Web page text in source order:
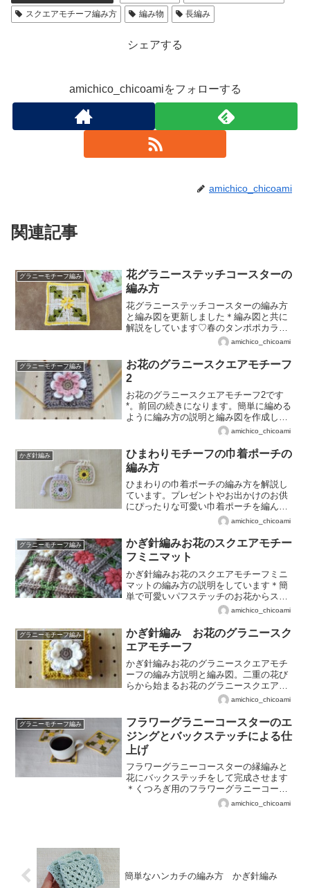
スクエアモチーフ編み方
編み物 長編み
シェアする
amichico_chicoamiをフォローする
amichico_chicoami
関連記事
グラニーモチーフ編み
花グラニーステッチコースターの
編み方
花グラニーステッチコースターの編み方
と編み図を更新しました＊編み図と共に
解説をしています♡春のタンポポカラー
で編んでみましょう(*^^*) amichico_chicoami
グラニーモチーフ編み
お花のグラニースクエアモチーフ
2
お花のグラニースクエアモチーフ2です
*。前回の続きになります。簡単に編める
ように編み方の説明と編み図を作成しま
amichico_chicoami
かぎ針編み
ひまわりモチーフの巾着ポーチの
編み方
ひまわりの巾着ポーチの編み方を解説し
ています。プレゼントやお出かけのお供
にぴったりな可愛い巾着ポーチを編んで
amichico_chicoami
グラニーモチーフ編み
かぎ針編みお花のスクエアモチー
フミニマット
かぎ針編みお花のスクエアモチーフミニ
マットの編み方の説明をしています＊簡
単で可愛いパフステッチのお花からスク
エアに仕上げます。繋ぎ方の説明もして
おりますので是非編んでみてね♡編み活
enjoyしましょう(*'▽')☆
amichico_chicoami
グラニーモチーフ編み
かぎ針編み お花のグラニースク
エアモチーフ
かぎ針編みお花のグラニースクエアモチ
ーフの編み方説明と編み図。二重の花び
らから始まるお花のグラニースクエアモ
チーフ*。数回に分けてポストします♡
amichico_chicoami
グラニーモチーフ編み
フラワーグラニーコースターのエ
ジングとバックステッチによる仕
上げ
フラワーグラニーコースターの縁編みと
花にバックステッチをして完成させます
＊くつろぎ用のフラワーグラニーコース
amichico_chicoami
簡単なハンカチの編み方 かぎ針編み